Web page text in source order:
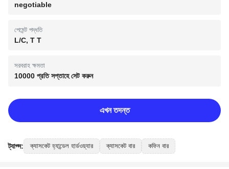
negotiable
পেমেন্ট পদ্ধতি
L/C, T T
সরবরাহ ক্ষমতা
10000 প্রতি সপ্তাহে সেট করুন
এখন তদন্ত
ট্যাগ্স: ক্যাসকেট হ্যান্ডেল হার্ডওয়্যার ক্যাসকেট বার কফিন বার